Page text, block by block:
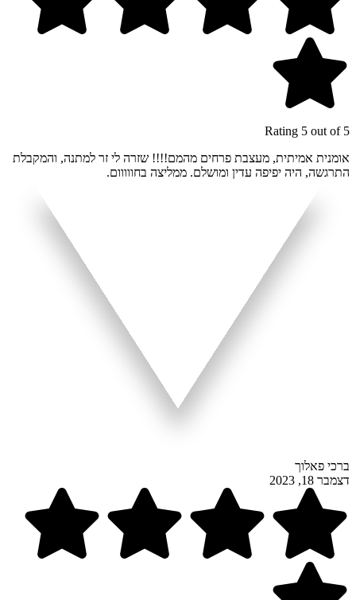
Rating 5 out of 5
אומנית אמיתית, מעצבת פרחים מהמם!!!! שזרה לי זר למתנה, והמקבלת
התרגשה, היה יפיפה עדין ומושלם. ממליצה בחווווום.
ברכי פאלוך
דצמבר 18, 2023